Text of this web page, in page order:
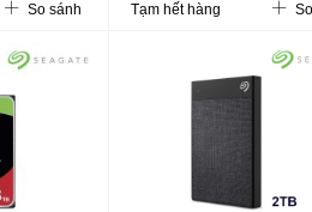
So sánh Tạm hết hàng